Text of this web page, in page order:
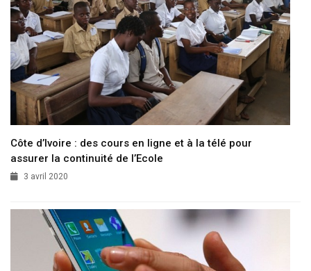
Côte d’Ivoire : des cours en ligne et à la télé pour
assurer la continuité de l’Ecole
3 avril 2020